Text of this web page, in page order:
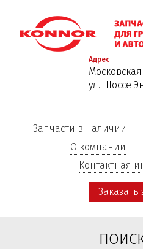
к
Адрес
ул. Шоссе
Запчасти в наличии
О компании
Контактная
Заказать